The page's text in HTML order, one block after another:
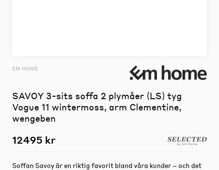
EM HOME
SAVOY 3-sits soffa 2 plymåer (LS) tyg
Vogue 11 wintermoss, arm Clementine,
wengeben
12495 kr
Soffan Savoy är en riktig favorit bland våra kunder – och det